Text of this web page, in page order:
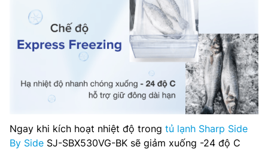
Ngay khi kích hoạt nhiệt độ trong tủ lạnh Sharp Side
By Side SJ-SBX530VG-BK sẽ giảm xuống -24 độ C